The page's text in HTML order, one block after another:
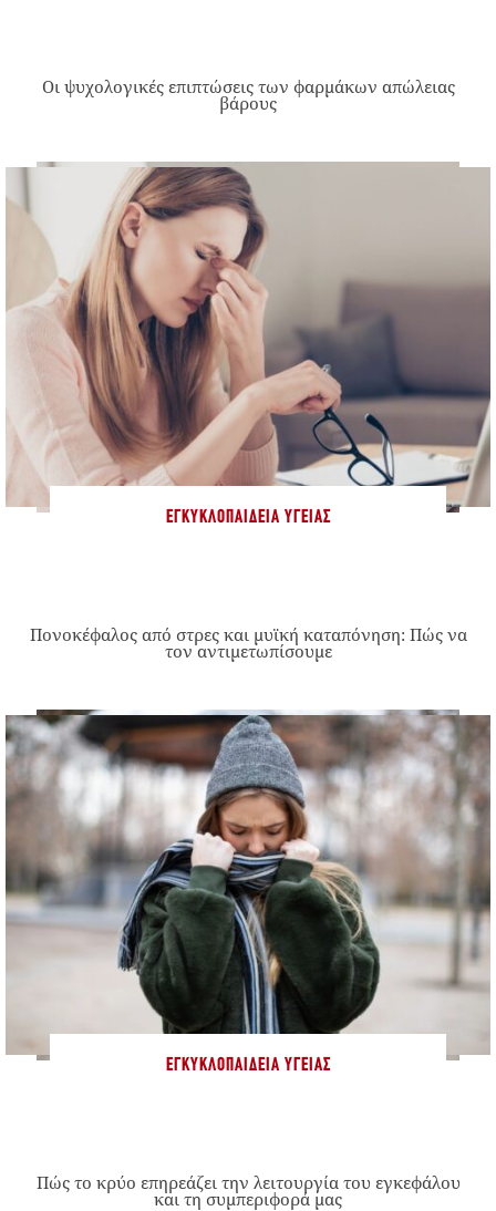
Οι ψυχολογικές επιπτώσεις των φαρμάκων απώλειας
βάρους
ΕΓΚΥΚΛΟΠΑΊΔΕΙΑ ΥΓΕΊΑΣ
Πονοκέφαλος από στρες και μυϊκή καταπόνηση: Πώς να
τον αντιμετωπίσουμε
ΕΓΚΥΚΛΟΠΑΊΔΕΙΑ ΥΓΕΊΑΣ
Πώς το κρύο επηρεάζει την λειτουργία του εγκεφάλου
και τη συμπεριφορά μας